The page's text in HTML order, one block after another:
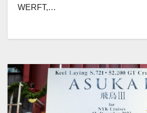
WERFT,…